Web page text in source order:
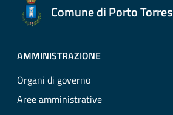
Comune di Porto Torres
AMMINISTRAZIONE
Organi di governo
Aree amministrative